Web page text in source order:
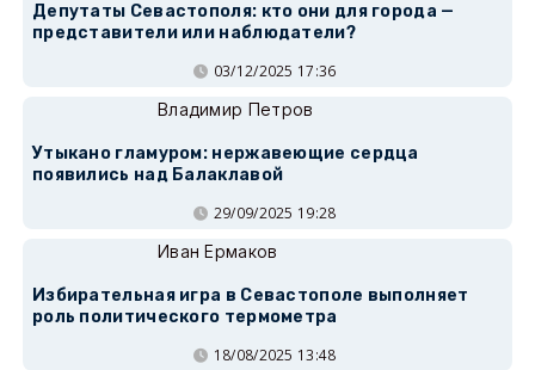
Депутаты Севастополя: кто они для города —
представители или наблюдатели?
03/12/2025 17:36
Владимир Петров
Утыкано гламуром: нержавеющие сердца
появились над Балаклавой
29/09/2025 19:28
Иван Ермаков
Избирательная игра в Севастополе выполняет
роль политического термометра
18/08/2025 13:48